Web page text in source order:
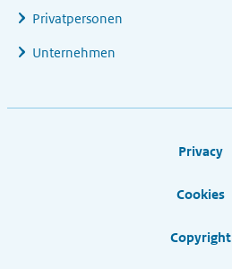
Privatpersonen
Unternehmen
Privacy
Cookies
Copyright